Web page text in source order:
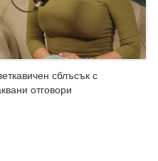
сблъсък с
отговори